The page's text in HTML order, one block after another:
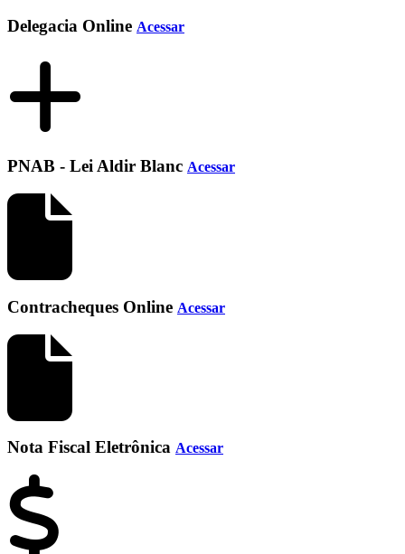
Delegacia Online Acessar
PNAB - Lei Aldir Blanc Acessar
Contracheques Online Acessar
Nota Fiscal Eletrônica Acessar